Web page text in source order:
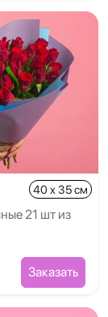
40 x 35 см
21 шт из
Заказать